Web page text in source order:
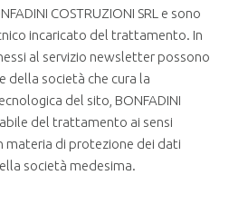
COSTRUZIONI SRL e sono
incaricato del trattamento. In
al servizio newsletter possono
della società che cura la
del sito, BONFADINI
del trattamento ai sensi
materia di protezione dei dati
società medesima.